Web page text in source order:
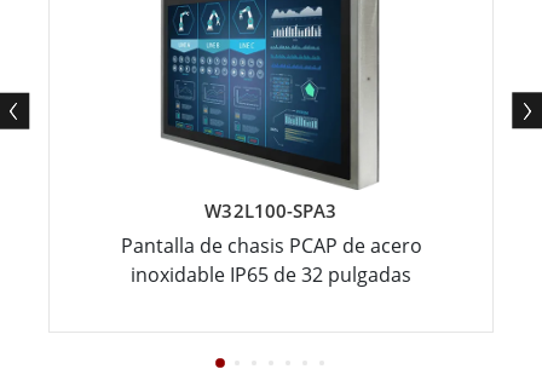
W32L100-SPA3
Pantalla de chasis PCAP de acero
inoxidable IP65 de 32 pulgadas